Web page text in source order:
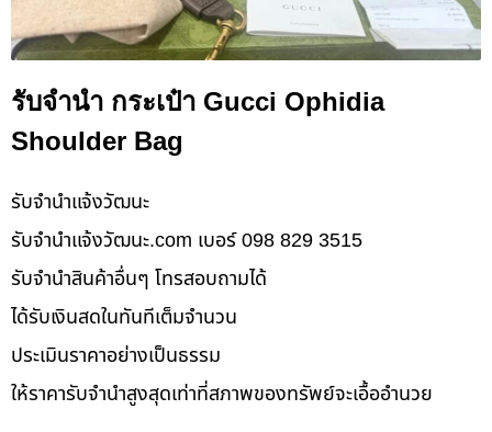
รับจำนำ กระเป๋า Gucci Ophidia
Shoulder Bag
รับจํานําแจ้งวัฒนะ
รับจํานําแจ้งวัฒนะ.com เบอร์ 098 829 3515
รับจำนำสินค้าอื่นๆ โทรสอบถามได้
ได้รับเงินสดในทันทีเต็มจำนวน
ประเมินราคาอย่างเป็นธรรม
ให้ราคารับจำนำสูงสุดเท่าที่สภาพของทรัพย์จะเอื้ออำนวย